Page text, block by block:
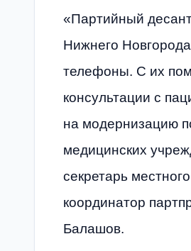
«Партийный
Нижнего
телефоны. С их
консультации с
на модернизацию
медицинских
секретарь
координатор
Балашов.